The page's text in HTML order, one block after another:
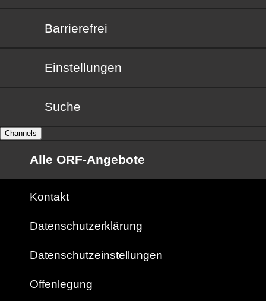
Barrierefrei
Barrierefrei
Einstellungen
Suche
Channels
Alle ORF-Angebote
Kontakt
Datenschutzerklärung
Datenschutzeinstellungen
Offenlegung